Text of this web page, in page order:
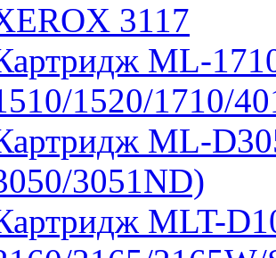
3117
ML-
1520/1710/
ML-
3051ND)
MLT-